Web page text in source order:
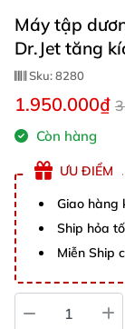
Máy tập
Dr.Jet tăng
Sku:8280
1.950.000₫
Còn hàng
ƯU ĐIỂM
Giao hàng
Ship hỏa
Miễn Ship